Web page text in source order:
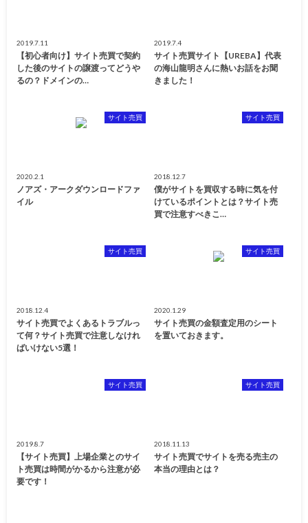
2019.7.11
【初心者向け】サイト売買で契約
した後のサイトの譲渡ってどうや
るの？ドメインの…
2019.7.4
サイト売買サイト【UREBA】代表
の海山龍明さんに熱いお話をお聞
きました！
サイト売買
2020.2.1
ノアズ・アークダウンロードファ
イル
サイト売買
2018.12.7
僕がサイトを買収する時に気を付
けているポイントとは？サイト売
買で注意すべきこ…
サイト売買
2018.12.4
サイト売買でよくあるトラブルっ
て何？サイト売買で注意しなけれ
ばいけない5選！
サイト売買
2020.1.29
サイト売買の金額査定用のシート
を置いておきます。
サイト売買
2019.8.7
【サイト売買】上場企業とのサイ
ト売買は時間がかるから注意が必
要です！
サイト売買
2018.11.13
サイト売買でサイトを売る売主の
本当の理由とは？